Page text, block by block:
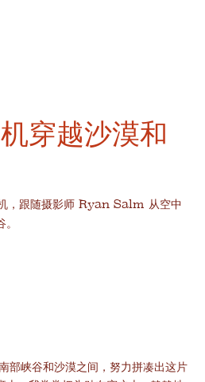
穿越沙漠和
，跟随摄影师 Ryan Salm 从空中
部峡谷和沙漠之间，努力拼凑出这片